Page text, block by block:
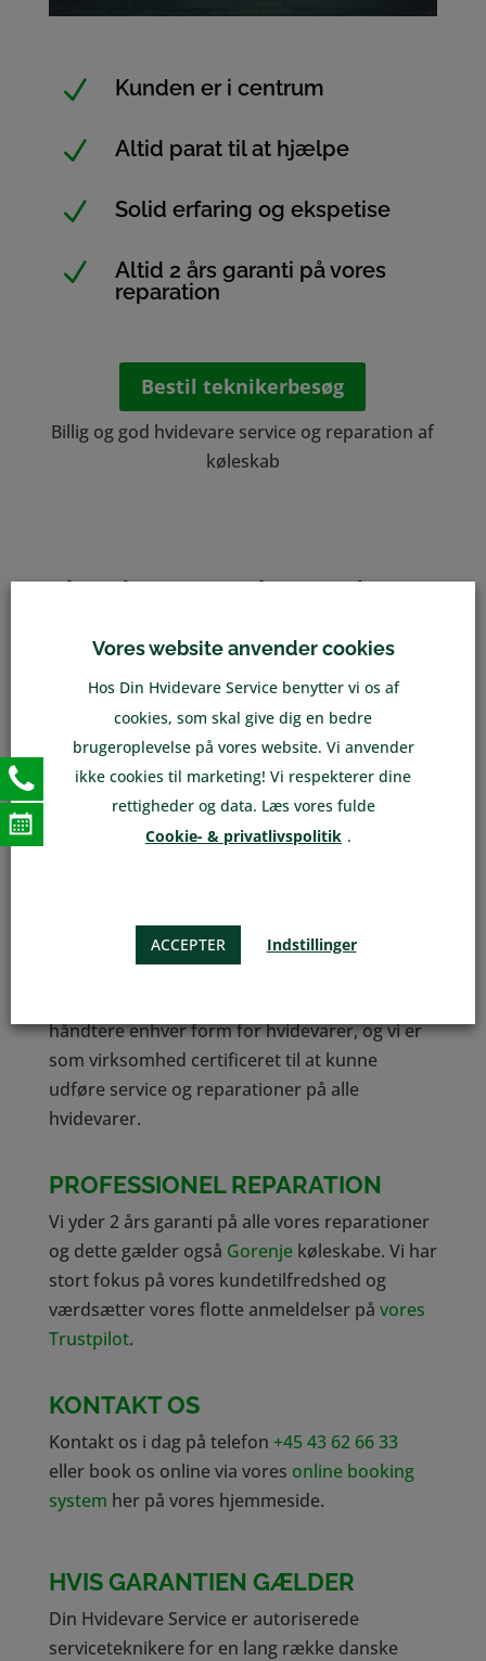
N Kunden er i centrum
N Altid parat til at hjælpe
N Solid erfaring og ekspetise
N
Altid 2 års garanti på vores
reparation
Bestil teknikerbesøg
Billig og god hvidevare service og reparation af
køleskab
Din Hvidevareservice er altid klar
ved reparation af ditGorenje
køleskab.
REPARATION AFGORENJE
KØLESKABE
Vi har over 25 servicevogne på vejen på
Sjælland og er vi i dit nærområde kan vi hjælpe
dig omgående. Din Hvidevareservice er altid
Gorenjekøleskab der skal til reparation,
skal du ikke tøve med at kontakte os.
håndtere enhver form for hvidevarer, og vi er
som virksomhed certificeret til at kunne
udføre service og reparationer på alle
hvidevarer.
PROFESSIONEL REPARATION
Vi yder 2 års garanti på alle vores reparationer
og dette gælder også Gorenjekøleskabe. Vi har
stort fokus på vores kundetilfredshed og
værdsætter vores flotte anmeldelser på vores
Trustpilot.
KONTAKT OS
Kontakt os i dag på telefon +45 43 62 66 33
eller book os online via vores online booking
system her på vores hjemmeside.
HVIS GARANTIEN GÆLDER
Din Hvidevare Service er autoriserede
serviceteknikere for en lang række danske
Vores website anvender cookies
Hos Din Hvidevare Service benytter vi os af
cookies, som skal give dig en bedre
brugeroplevelse på vores website. Vi anvender
ikke cookies til marketing! Vi respekterer dine
rettigheder og data. Læs vores fulde
Cookie- & privatlivspolitik .
ACCEPTER Indstillinger